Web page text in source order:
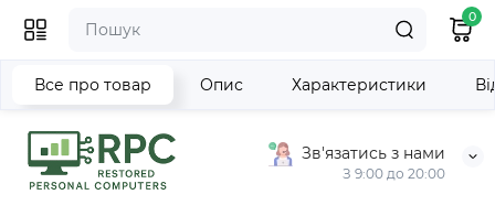
Зв'язатись з нами
З 9:00 до 20:00
0
Все про товар Опис Характеристики